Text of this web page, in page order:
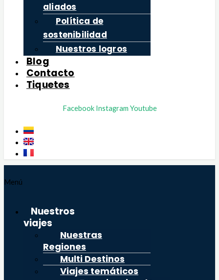
aliados
Política de
sostenibilidad
Nuestros logros
Blog
Contacto
Tiquetes
Facebook Instagram Youtube
Menú
Nuestros
viajes
Nuestras
Regiones
Multi Destinos
Viajes temáticos